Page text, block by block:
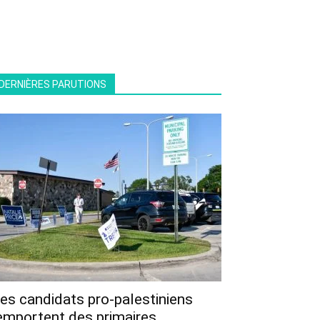
PARUTIONS
candidats pro-palestiniens